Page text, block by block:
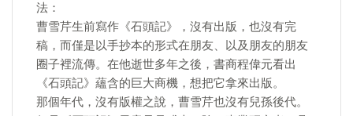
法：
曹雪芹生前寫作《石頭記》，沒有出版，也沒有完
稿，而僅是以手抄本的形式在朋友、以及朋友的朋友
圈子裡流傳。在他逝世多年之後，書商程偉元看出
《石頭記》蘊含的巨大商機，想把它拿來出版。
那個年代，沒有版權之說，曹雪芹也沒有兒孫後代。